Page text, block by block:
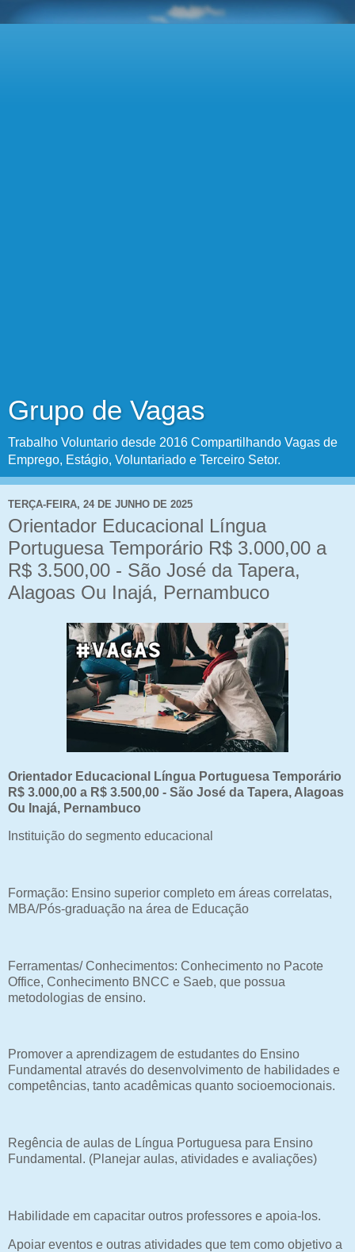
Grupo de Vagas
Trabalho Voluntario desde 2016 Compartilhando Vagas de
Emprego, Estágio, Voluntariado e Terceiro Setor.
TERÇA-FEIRA, 24 DE JUNHO DE 2025
Orientador Educacional Língua
Portuguesa Temporário R$ 3.000,00 a
R$ 3.500,00 - São José da Tapera,
Alagoas Ou Inajá, Pernambuco
Orientador Educacional Língua Portuguesa Temporário
R$ 3.000,00 a R$ 3.500,00 - São José da Tapera, Alagoas
Ou Inajá, Pernambuco
Instituição do segmento educacional
Formação: Ensino superior completo em áreas correlatas,
MBA/Pós-graduação na área de Educação
Ferramentas/ Conhecimentos: Conhecimento no Pacote
Office, Conhecimento BNCC e Saeb, que possua
metodologias de ensino.
Promover a aprendizagem de estudantes do Ensino
Fundamental através do desenvolvimento de habilidades e
competências, tanto acadêmicas quanto socioemocionais.
Regência de aulas de Língua Portuguesa para Ensino
Fundamental. (Planejar aulas, atividades e avaliações)
Habilidade em capacitar outros professores e apoia-los.
Apoiar eventos e outras atividades que tem como objetivo a